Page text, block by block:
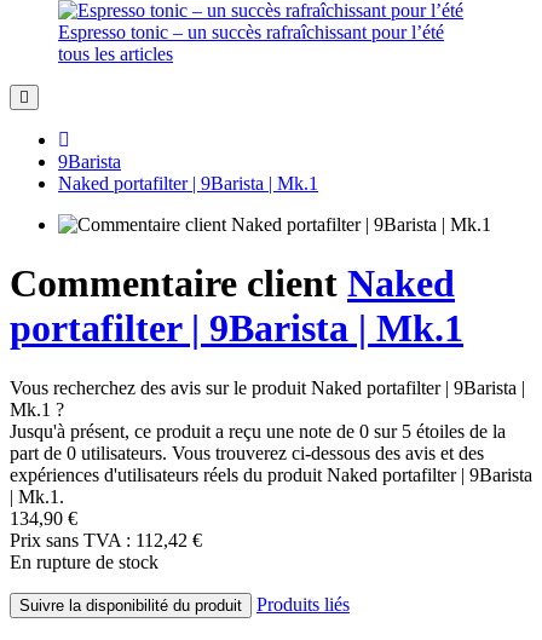
Espresso tonic – un succès rafraîchissant pour l’été
tous les articles
9Barista
Naked portafilter | 9Barista | Mk.1
Commentaire client Naked
portafilter | 9Barista | Mk.1
Vous recherchez des avis sur le produit Naked portafilter | 9Barista |
Mk.1 ?
Jusqu'à présent, ce produit a reçu une note de 0 sur 5 étoiles de la
part de 0 utilisateurs. Vous trouverez ci-dessous des avis et des
expériences d'utilisateurs réels du produit Naked portafilter | 9Barista
| Mk.1.
134,90 €
Prix sans TVA : 112,42 €
En rupture de stock
Suivre la disponibilité du produit Produits liés